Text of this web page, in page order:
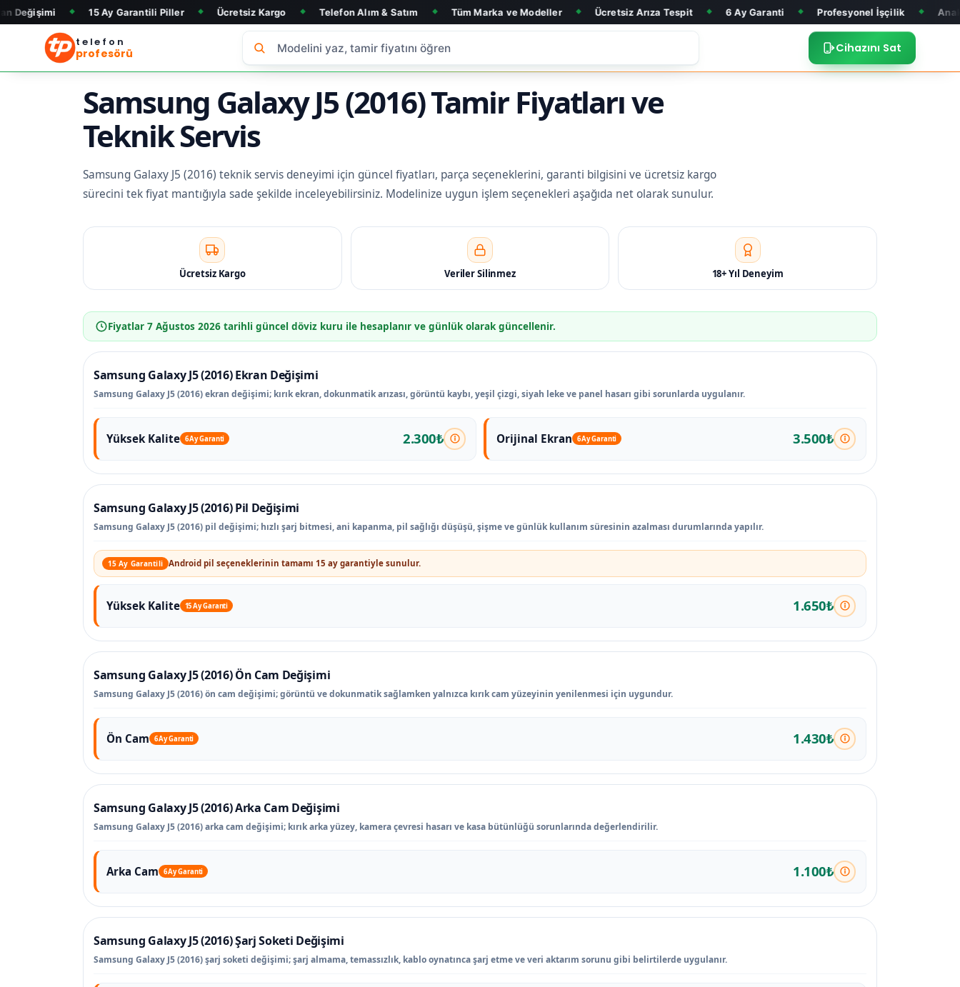
◆ 15 Ay Garantili Piller ◆ Ücretsiz Kargo ◆ Telefon Alım & Satım ◆ Tüm Marka ve Modeller ◆ Ücretsiz Arıza Tespit ◆ 6 Ay Garanti ◆ Profesyonel İşçilik ◆ Anakart Tamiri
telefon
profesörü Cihazını Sat
Samsung Galaxy J5 (2016) Tamir Fiyatları ve
Teknik Servis
Samsung Galaxy J5 (2016) teknik servis deneyimi için güncel fiyatları, parça seçeneklerini, garanti bilgisini ve ücretsiz kargo
sürecini tek fiyat mantığıyla sade şekilde inceleyebilirsiniz. Modelinize uygun işlem seçenekleri aşağıda net olarak sunulur.
Ücretsiz Kargo Veriler Silinmez 18+ Yıl Deneyim
Fiyatlar 7 Ağustos 2026 tarihli güncel döviz kuru ile hesaplanır ve günlük olarak güncellenir.
Samsung Galaxy J5 (2016) Ekran Değişimi
Samsung Galaxy J5 (2016) ekran değişimi; kırık ekran, dokunmatik arızası, görüntü kaybı, yeşil çizgi, siyah leke ve panel hasarı gibi sorunlarda uygulanır.
Yüksek Kalite 6 Ay Garanti 2.300₺ Orijinal Ekran 6 Ay Garanti 3.500₺
Samsung Galaxy J5 (2016) Pil Değişimi
Samsung Galaxy J5 (2016) pil değişimi; hızlı şarj bitmesi, ani kapanma, pil sağlığı düşüşü, şişme ve günlük kullanım süresinin azalması durumlarında yapılır.
15 Ay Garantili Android pil seçeneklerinin tamamı 15 ay garantiyle sunulur.
Yüksek Kalite 15 Ay Garanti 1.650₺
Samsung Galaxy J5 (2016) Ön Cam Değişimi
Samsung Galaxy J5 (2016) ön cam değişimi; görüntü ve dokunmatik sağlamken yalnızca kırık cam yüzeyinin yenilenmesi için uygundur.
Ön Cam 6 Ay Garanti 1.430₺
Samsung Galaxy J5 (2016) Arka Cam Değişimi
Samsung Galaxy J5 (2016) arka cam değişimi; kırık arka yüzey, kamera çevresi hasarı ve kasa bütünlüğü sorunlarında değerlendirilir.
Arka Cam 6 Ay Garanti 1.100₺
Samsung Galaxy J5 (2016) Şarj Soketi Değişimi
Samsung Galaxy J5 (2016) şarj soketi değişimi; şarj almama, temassızlık, kablo oynatınca şarj etme ve veri aktarım sorunu gibi belirtilerde uygulanır.